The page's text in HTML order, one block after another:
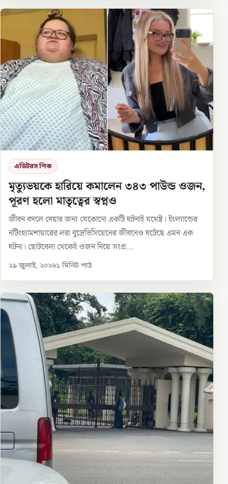
এডিটরস পিক
মৃত্যুভয়কে হারিয়ে কমালেন ৩৪৩ পাউন্ড ওজন,
পূরণ হলো মাতৃত্বের স্বপ্নও
জীবন বদলে দেয়ার জন্য যেকোনো একটি ঘটনাই যথেষ্ট। ইংল্যান্ডের
নটিংহ্যামশায়ারের লরা বুদ্রেভিসিয়েনের জীবনেও ঘটেছে এমন এক
ঘটনা। ছোটবেলা থেকেই ওজন নিয়ে সংগ্র...
২৯ জুলাই, ২০২৬১ মিনিট পাঠ